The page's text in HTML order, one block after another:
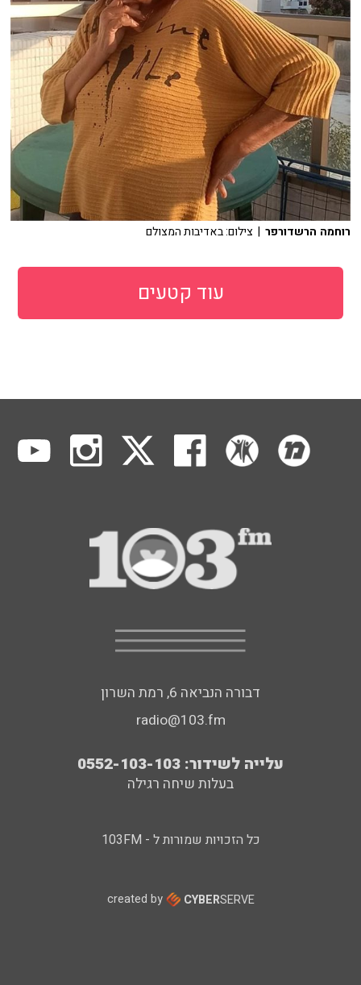
רוחמה הרשדורפר | צילום: באדיבות המצולם
עוד קטעים
דבורה הנביאה 6, רמת השרון
radio@103.fm
עלייה לשידור: 0552-103-103
בעלות שיחה רגילה
כל הזכויות שמורות ל - 103FM
created by CYBERSERVE